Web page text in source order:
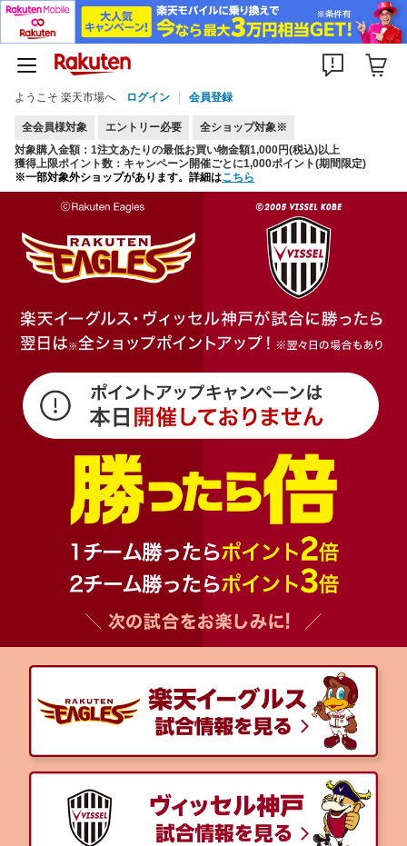
ようこそ 楽天市場へ ログイン 会員登録
全会員様対象 エントリー必要
全ショップ対象※
対象購入金額：1注文あたりの最低お買い物金額1,000円(税込)以上
獲得上限ポイント数：キャンペーン開催ごとに1,000ポイント(期間限定)
※一部対象外ショップがあります。詳細はこちら